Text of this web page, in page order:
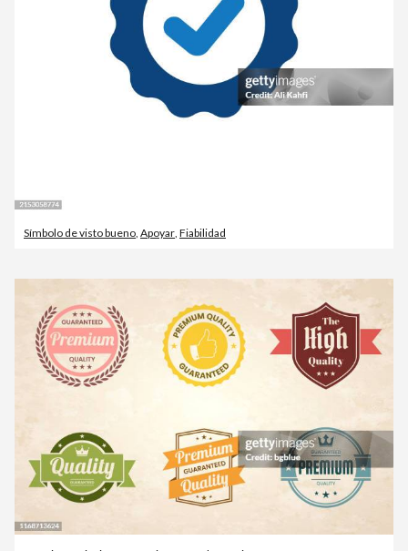
Símbolo de visto bueno Apoyar Fiabilidad